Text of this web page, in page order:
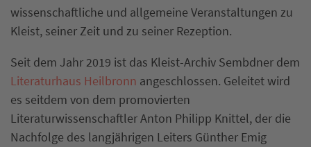
wissenschaftliche und allgemeine Veranstaltungen zu
Kleist, seiner Zeit und zu seiner Rezeption.
Seit dem Jahr 2019 ist das Kleist-Archiv Sembdner dem
Literaturhaus Heilbronn angeschlossen. Geleitet wird
es seitdem von dem promovierten
Literaturwissenschaftler Anton Philipp Knittel, der die
Nachfolge des langjährigen Leiters Günther Emig